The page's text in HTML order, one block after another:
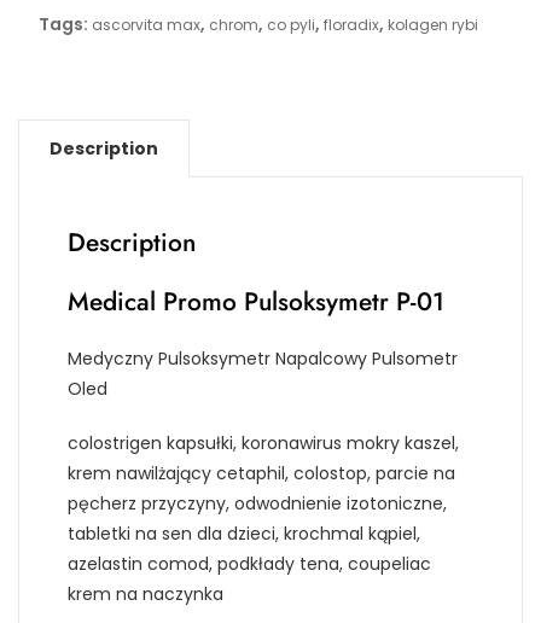
Tags: ascorvita max, chrom, co pyli, floradix, kolagen rybi
Description
Description
Medical Promo Pulsoksymetr P-01
Medyczny Pulsoksymetr Napalcowy Pulsometr
Oled
colostrigen kapsułki, koronawirus mokry kaszel,
krem nawilżający cetaphil, colostop, parcie na
pęcherz przyczyny, odwodnienie izotoniczne,
tabletki na sen dla dzieci, krochmal kąpiel,
azelastin comod, podkłady tena, coupeliac
krem na naczynka